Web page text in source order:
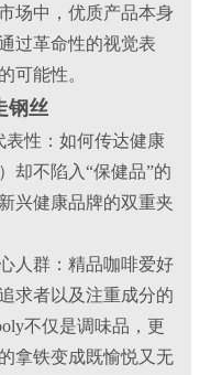
场中，优质产品本身
过革命性的视觉表
可能性。
钢丝
表性：如何传达健康
却不陷入“保健品”的
兴健康品牌的双重夹
人群：精品咖啡爱好
求者以及注重成分的
不仅是调味品，更
拿铁变成既愉悦又无